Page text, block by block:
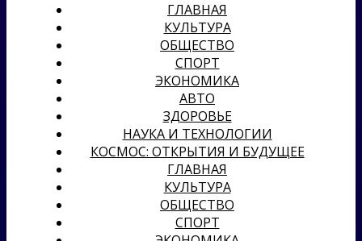
ГЛАВНАЯ
КУЛЬТУРА
ОБЩЕСТВО
СПОРТ
ЭКОНОМИКА
АВТО
ЗДОРОВЬЕ
НАУКА И ТЕХНОЛОГИИ
КОСМОС: ОТКРЫТИЯ И БУДУЩЕЕ
ГЛАВНАЯ
КУЛЬТУРА
ОБЩЕСТВО
СПОРТ